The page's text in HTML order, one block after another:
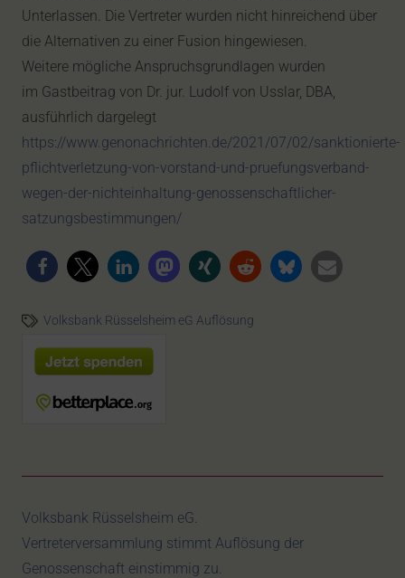
Unterlassen. Die Vertreter wurden nicht hinreichend über
die Alternativen zu einer Fusion hingewiesen.
Weitere mögliche Anspruchsgrundlagen wurden
im Gastbeitrag von Dr. jur. Ludolf von Usslar, DBA,
ausführlich dargelegt
https://www.genonachrichten.de/2021/07/02/sanktionierte-
pflichtverletzung-von-vorstand-und-pruefungsverband-
wegen-der-nichteinhaltung-genossenschaftlicher-
satzungsbestimmungen/
Volksbank Rüsselsheim eG Auflösung
Volksbank Rüsselsheim eG.
Vertreterversammlung stimmt Auflösung der
Genossenschaft einstimmig zu.